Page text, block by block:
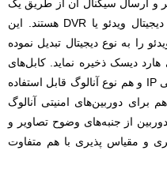
و ارسال سیگنال آن از طریق یک
کابل کواکسیال به دستگاه ضبط کننده دیجیتال ویدئو یا DVR هستند. این
را به نوع دیجیتال تبدیل نموده
دیسک ذخیره ‌نماید. کابل‌های
شبکه برای هر دو مدل دوربین‌های امنیتی IP و هم نوع آنالوگ قابل استفاده
هستند. ضمنا کابل‌های سیامی RG-59 هم برای دوربین‌های امنیتی آنالوگ
از جنبه‌های وضوح تصاویر و
و مقیاس پذیری با هم متفاوت